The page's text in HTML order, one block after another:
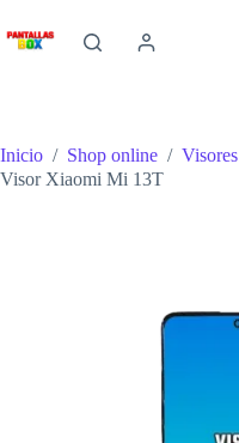
al
contenido
Inicio / Shop online / Visores
Visor Xiaomi Mi 13T